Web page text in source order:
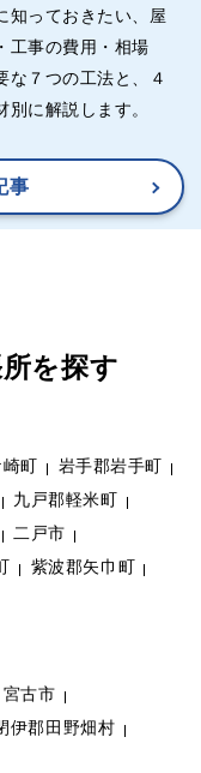
知っておきたい、屋
工事の費用・相場
な７つの工法と、４
別に解説します。
事
を探す
町
岩手郡岩手町
九戸郡軽米町
二戸市
紫波郡矢巾町
宮古市
伊郡田野畑村